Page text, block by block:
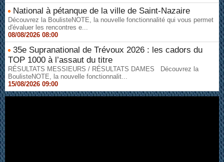
National à pétanque de la ville de Saint-Nazaire
Découvrez la BoulisteNOTE, la nouvelle fonctionnalité qui vous permet
d'évaluer les rencontres e...
08/08/2026 08:00
35e Supranational de Trévoux 2026 : les cadors du
TOP 1000 à l’assaut du titre
RÉSULTATS MESSIEURS / RÉSULTATS DAMES Découvrez la
BoulisteNOTE, la nouvelle fonctionnalit...
15/08/2026 09:00